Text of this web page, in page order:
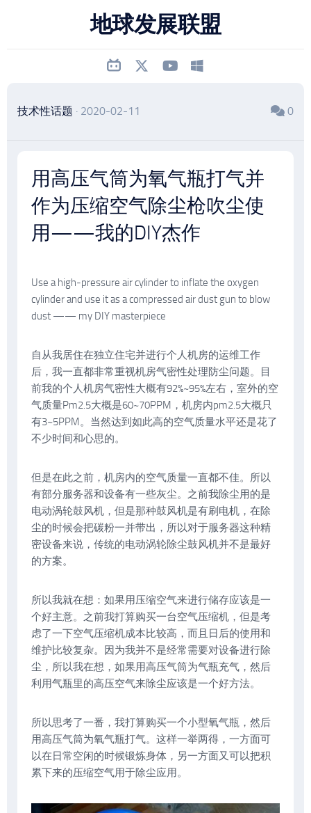
地球发展联盟
技术性话题 · 2020-02-11 0
用高压气筒为氧气瓶打气并
作为压缩空气除尘枪吹尘使
用——我的DIY杰作
Use a high-pressure air cylinder to inflate the oxygen
cylinder and use it as a compressed air dust gun to blow
dust —— my DIY masterpiece
自从我居住在独立住宅并进行个人机房的运维工作
后，我一直都非常重视机房气密性处理防尘问题。目
前我的个人机房气密性大概有92%~95%左右，室外的空
气质量Pm2.5大概是60~70PPM，机房内pm2.5大概只
有3~5PPM。当然达到如此高的空气质量水平还是花了
不少时间和心思的。
但是在此之前，机房内的空气质量一直都不佳。所以
有部分服务器和设备有一些灰尘。之前我除尘用的是
电动涡轮鼓风机，但是那种鼓风机是有刷电机，在除
尘的时候会把碳粉一并带出，所以对于服务器这种精
密设备来说，传统的电动涡轮除尘鼓风机并不是最好
的方案。
所以我就在想：如果用压缩空气来进行储存应该是一
个好主意。之前我打算购买一台空气压缩机，但是考
虑了一下空气压缩机成本比较高，而且日后的使用和
维护比较复杂。因为我并不是经常需要对设备进行除
尘，所以我在想，如果用高压气筒为气瓶充气，然后
利用气瓶里的高压空气来除尘应该是一个好方法。
所以思考了一番，我打算购买一个小型氧气瓶，然后
用高压气筒为氧气瓶打气。这样一举两得，一方面可
以在日常空闲的时候锻炼身体，另一方面又可以把积
累下来的压缩空气用于除尘应用。